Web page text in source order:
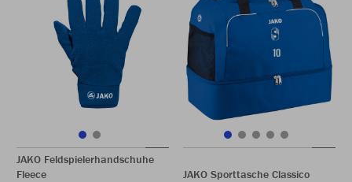
JAKO Feldspielerhandschuhe
Fleece
JAKO Sporttasche Classico